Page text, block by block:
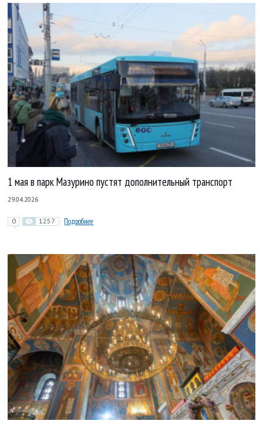
1 мая в парк Мазурино пустят дополнительный транспорт
29.04.2026
0 1257 Подробнее